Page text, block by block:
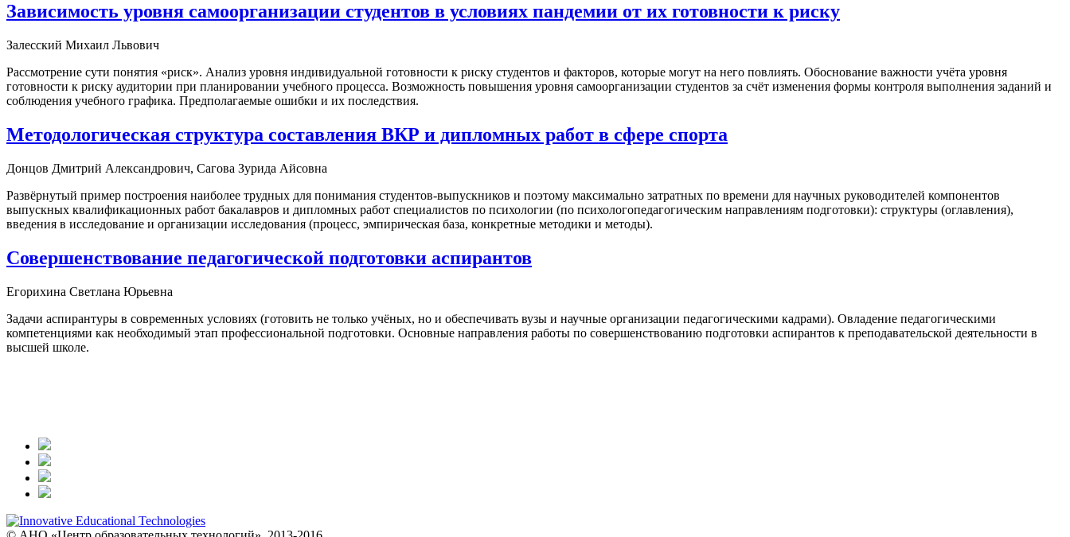
Зависимость уровня самоорганизации студентов в условиях пандемии от их готовности к риску
Залесский Михаил Львович
Рассмотрение сути понятия «риск». Анализ уровня индивидуальной готовности к риску студентов и факторов, которые могут на него повлиять. Обоснование важности учёта уровня
готовности к риску аудитории при планировании учебного процесса. Возможность повышения уровня самоорганизации студентов за счёт изменения формы контроля выполнения заданий и
соблюдения учебного графика. Предполагаемые ошибки и их последствия.
Методологическая структура составления ВКР и дипломных работ в сфере спорта
Донцов Дмитрий Александрович, Сагова Зурида Айсовна
Развёрнутый пример построения наиболее трудных для понимания студентов-выпускников и поэтому максимально затратных по времени для научных руководителей компонентов
выпускных квалификационных работ бакалавров и дипломных работ специалистов по психологии (по психологопедагогическим направлениям подготовки): структуры (оглавления),
введения в исследование и организации исследования (процесс, эмпирическая база, конкретные методики и методы).
Совершенствование педагогической подготовки аспирантов
Егорихина Светлана Юрьевна
Задачи аспирантуры в современных условиях (готовить не только учёных, но и обеспечивать вузы и научные организации педагогическими кадрами). Овладение педагогическими
компетенциями как необходимый этап профессиональной подготовки. Основные направления работы по совершенствованию подготовки аспирантов к преподавательской деятельности в
высшей школе.